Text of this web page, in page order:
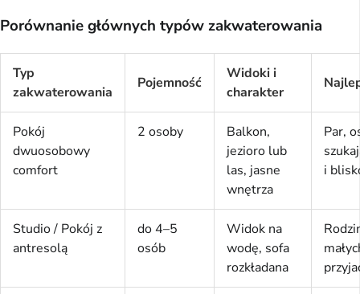
Porównanie głównych typów zakwaterowania
Typ
zakwaterowania
Pojemność
Widoki i
charakter
Pokój
dwuosobowy
comfort
2 osoby
Balkon,
jezioro lub
las, jasne
wnętrza
Par,
i
Studio / Pokój z
antresolą
do 4–5
osób
Widok na
wodę, sofa
rozkładana